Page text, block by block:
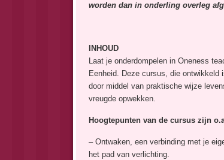
worden dan in onderling overleg
INHOUD
Laat je onderdompelen in Oneness
Eenheid. Deze cursus, die
door middel van praktische wijze
vreugde opwekken.
Hoogtepunten van de cursus zijn
– Ontwaken, een verbinding met je
het pad van verlichting.